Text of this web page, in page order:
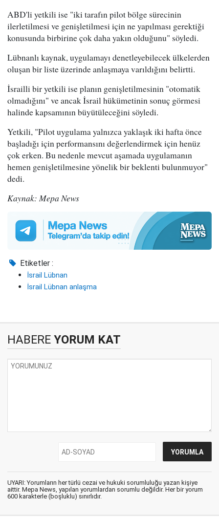
ABD'li yetkili ise "iki tarafın pilot bölge sürecinin
ilerletilmesi ve genişletilmesi için ne yapılması gerektiği
konusunda birbirine çok daha yakın olduğunu" söyledi.
Lübnanlı kaynak, uygulamayı denetleyebilecek ülkelerden
oluşan bir liste üzerinde anlaşmaya varıldığını belirtti.
İsrailli bir yetkili ise planın genişletilmesinin "otomatik
olmadığını" ve ancak İsrail hükümetinin sonuç görmesi
halinde kapsamının büyütüleceğini söyledi.
Yetkili, "Pilot uygulama yalnızca yaklaşık iki hafta önce
başladığı için performansını değerlendirmek için henüz
çok erken. Bu nedenle mevcut aşamada uygulamanın
hemen genişletilmesine yönelik bir beklenti bulunmuyor"
dedi.
Kaynak: Mepa News
Etiketler :
İsrail Lübnan
İsrail Lübnan anlaşma
HABERE YORUM KAT
UYARI: Yorumların her türlü cezai ve hukuki sorumluluğu yazan kişiye
aittir. Mepa News, yapılan yorumlardan sorumlu değildir. Her bir yorum
600 karakterle (boşluklu) sınırlıdır.